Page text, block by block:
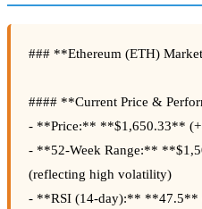
### **Ethereum (ETH)
#### **Current Price &
- **Price:** **$1,650.33**
- **52-Week Range:**
(reflecting high volatility)
- **RSI (14-day):** **47.5**